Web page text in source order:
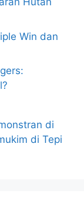
Win dan
di
di Tepi